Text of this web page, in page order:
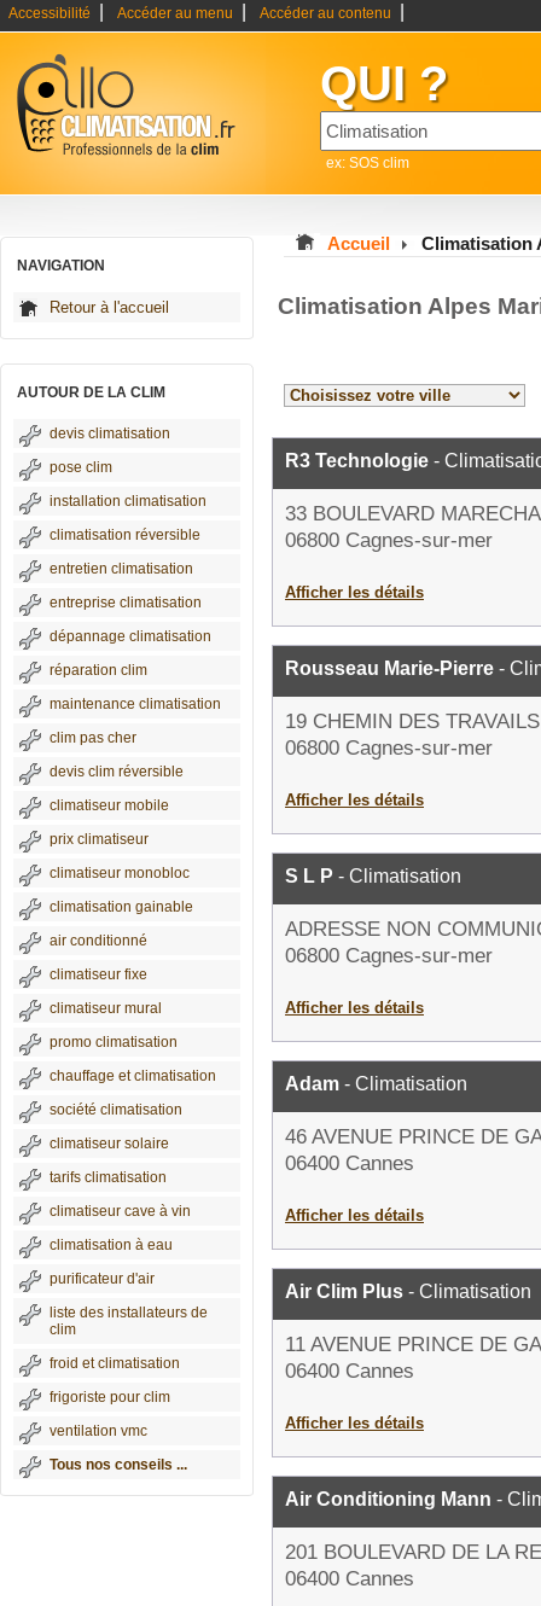
Accessibilité Accéder au menu Accéder au contenu
QUI ?
ex: SOS clim
NAVIGATION
Retour à l'accueil
AUTOUR DE LA CLIM
devis climatisation
pose clim
installation climatisation
climatisation réversible
entretien climatisation
entreprise climatisation
dépannage climatisation
réparation clim
maintenance climatisation
clim pas cher
devis clim réversible
climatiseur mobile
prix climatiseur
climatiseur monobloc
climatisation gainable
air conditionné
climatiseur fixe
climatiseur mural
promo climatisation
chauffage et climatisation
société climatisation
climatiseur solaire
tarifs climatisation
climatiseur cave à vin
climatisation à eau
purificateur d'air
liste des installateurs de
clim
froid et climatisation
frigoriste pour clim
ventilation vmc
Tous nos conseils ...
Accueil Climatisation
Climatisation Alpes
R3 Technologie -
33 BOULEVARD
06800 Cagnes-sur-mer
Afficher les détails
Rousseau Marie-Pierre -
19 CHEMIN DES TRAVAILS
06800 Cagnes-sur-mer
Afficher les détails
S L P - Climatisation
ADRESSE NON
06800 Cagnes-sur-mer
Afficher les détails
Adam - Climatisation
46 AVENUE PRINCE DE
06400 Cannes
Afficher les détails
Air Clim Plus - Climatisation
11 AVENUE PRINCE DE
06400 Cannes
Afficher les détails
Air Conditioning Mann -
201 BOULEVARD DE LA
06400 Cannes